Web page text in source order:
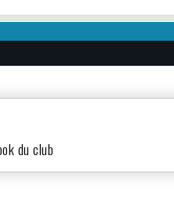
du club